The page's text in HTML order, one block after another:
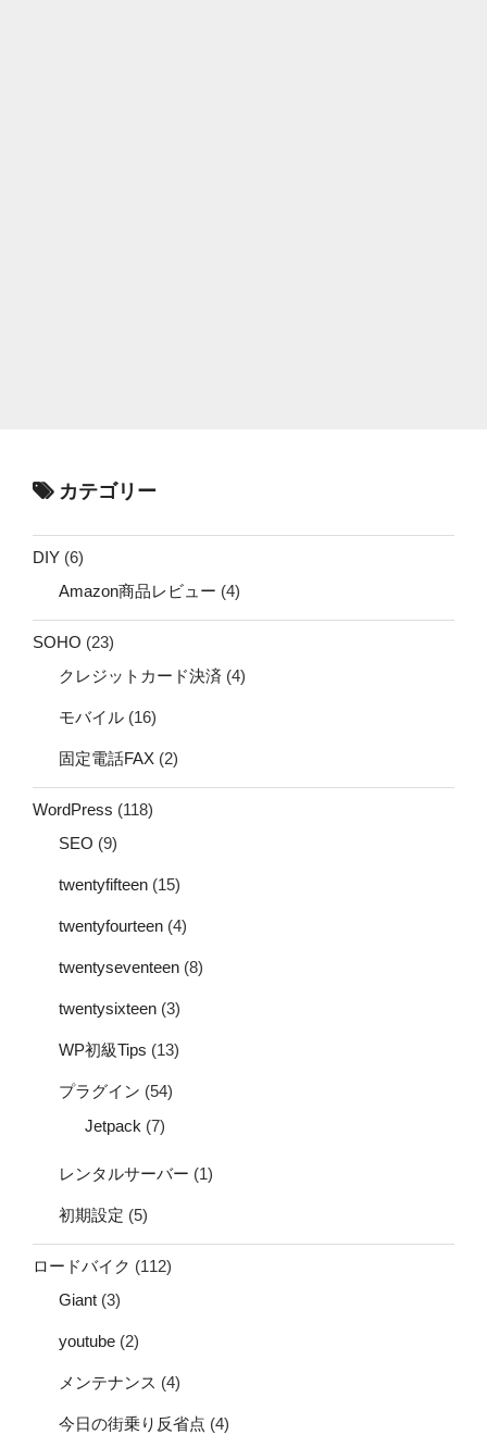
カテゴリー
DIY (6)
Amazon商品レビュー (4)
SOHO (23)
クレジットカード決済 (4)
モバイル (16)
固定電話FAX (2)
WordPress (118)
SEO (9)
twentyfifteen (15)
twentyfourteen (4)
twentyseventeen (8)
twentysixteen (3)
WP初級Tips (13)
プラグイン (54)
Jetpack (7)
レンタルサーバー (1)
初期設定 (5)
ロードバイク (112)
Giant (3)
youtube (2)
メンテナンス (4)
今日の街乗り反省点 (4)